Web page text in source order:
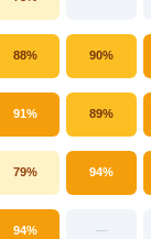
88% 90%
91% 89%
79% 94%
94% —